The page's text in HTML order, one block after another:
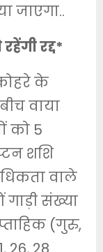
जाएगा..
रद्द*
के
वाया
को 5
शशि
वाले
गाड़ी संख्या
(गुरु,